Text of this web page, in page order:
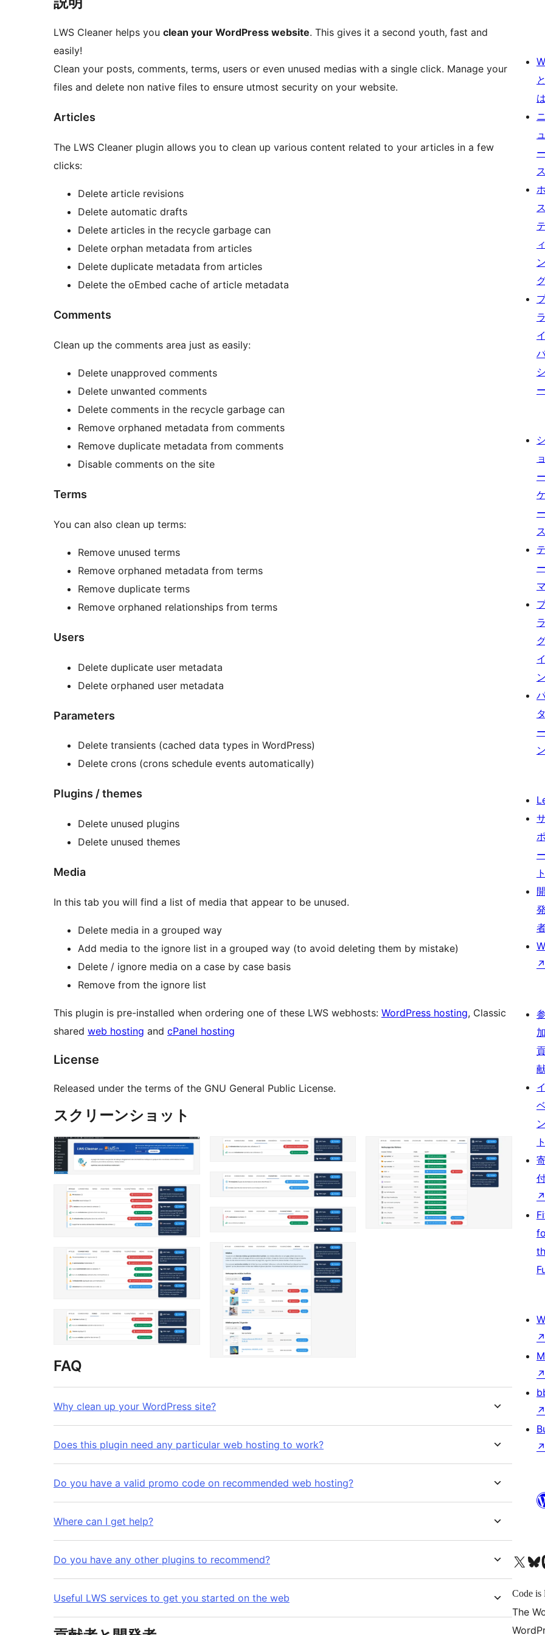
LWS Cleaner helps you clean your WordPress website. This gives it a second youth, fast and
easily!
Clean your posts, comments, terms, users or even unused medias with a single click. Manage your
files and delete non native files to ensure utmost security on your website.
Articles
The LWS Cleaner plugin allows you to clean up various content related to your articles in a few
clicks:
Delete article revisions
Delete automatic drafts
Delete articles in the recycle garbage can
Delete orphan metadata from articles
Delete duplicate metadata from articles
Delete the oEmbed cache of article metadata
Comments
Clean up the comments area just as easily:
Delete unapproved comments
Delete unwanted comments
Delete comments in the recycle garbage can
Remove orphaned metadata from comments
Remove duplicate metadata from comments
Disable comments on the site
Terms
You can also clean up terms:
Remove unused terms
Remove orphaned metadata from terms
Remove duplicate terms
Remove orphaned relationships from terms
Users
Delete duplicate user metadata
Delete orphaned user metadata
Parameters
Delete transients (cached data types in WordPress)
Delete crons (crons schedule events automatically)
Plugins / themes
Delete unused plugins
Delete unused themes
Media
In this tab you will find a list of media that appear to be unused.
Delete media in a grouped way
Add media to the ignore list in a grouped way (to avoid deleting them by mistake)
Delete / ignore media on a case by case basis
Remove from the ignore list
This plugin is pre-installed when ordering one of these LWS webhosts: WordPress hosting, Classic
shared web hosting and cPanel hosting
License
Released under the terms of the GNU General Public License.
スクリーンショット
FAQ
Why clean up your WordPress site?
Does this plugin need any particular web hosting to work?
Do you have a valid promo code on recommended web hosting?
Where can I get help?
Do you have any other plugins to recommend?
Useful LWS services to get you started on the web
と
は
ニ
ュ
ー
ス
ホ
ス
テ
ィ
ン
ラ
イ
シ
ー
シ
ョ
ー
ケ
ー
ス
テ
ー
マ
ラ
イ
ン
タ
ー
ン
サ
ポ
ー
ト
開
発
↗
参
イ
ン
ト
↗
↗
↗
↗
↗
X (旧 Twitter) アカウントへBluesky アカウントへ
Code is
The